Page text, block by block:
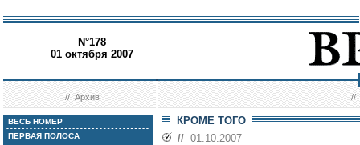
N°178
01 октября 2007
//Архив //
ВЕСЬ НОМЕР
ПЕРВАЯ ПОЛОСА
КРОМЕ ТОГО
// 01.10.2007